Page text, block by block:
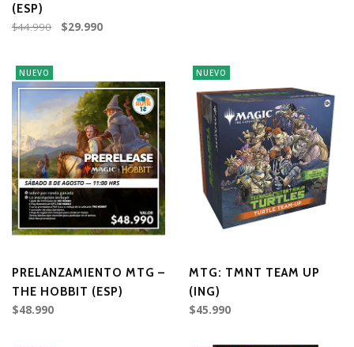
(ESP)
$44.990
$29.990
NUEVO
PRELANZAMIENTO MTG –
THE HOBBIT (ESP)
$48.990
NUEVO
MTG: TMNT TEAM UP
(ING)
$45.990